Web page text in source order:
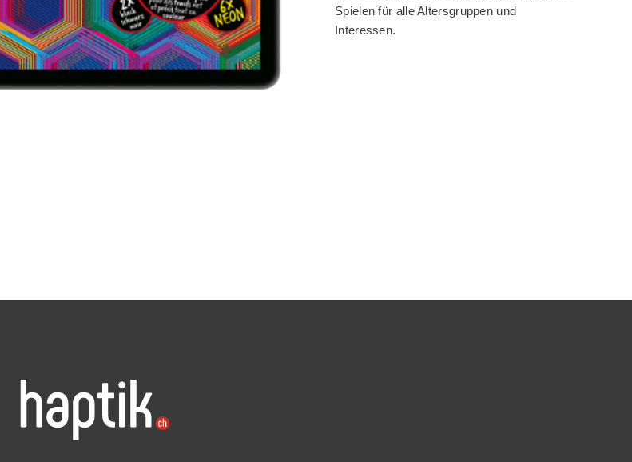
Spielen für alle Altersgruppen und
Interessen.